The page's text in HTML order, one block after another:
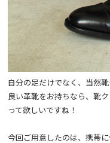
自分の足だけでなく、当然靴
良い革靴をお持ちなら、靴
って欲しいですね！
今回ご用意したのは、携帯に